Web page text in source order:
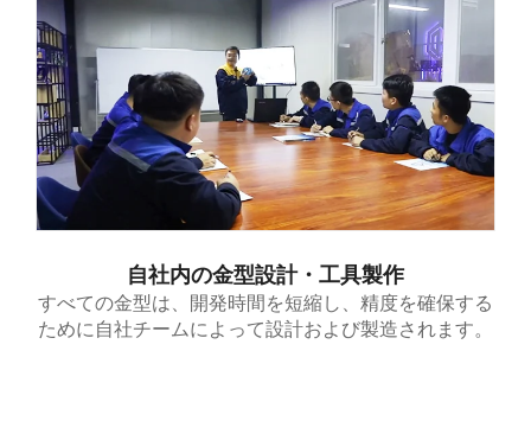
自社内の金型設計・工具製作
すべての金型は、開発時間を短縮し、精度を確保する
ために自社チームによって設計および製造されます。